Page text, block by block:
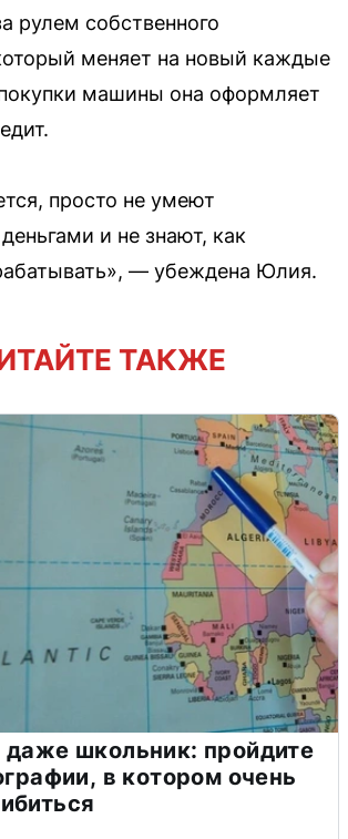
рулем собственного
меняет на новый каждые
машины она оформляет
просто не умеют
и не знают, как
— убеждена Юлия.
ТАКЖЕ
даже школьник: пройдите
в котором очень